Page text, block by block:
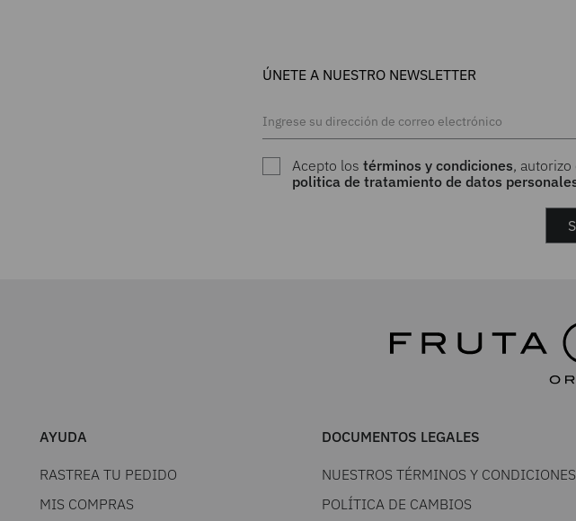
ÚNETE A NUESTRO NEWSLETTER
Acepto lostérminos y condiciones,
politica de tratamiento de datos
AYUDA
RASTREA TU PEDIDO
MIS COMPRAS
DOCUMENTOS LEGALES
NUESTROS TÉRMINOS Y CONDICIONES
POLÍTICA DE CAMBIOS